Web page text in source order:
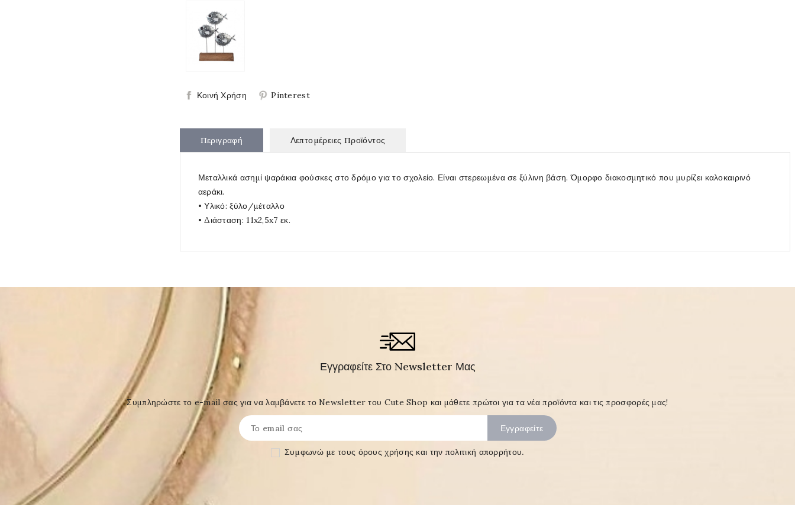
Κοινή Χρήση Pinterest
Περιγραφή Λεπτομέρειες Προϊόντος
Μεταλλικά ασημί ψαράκια φούσκες στο δρόμο για το σχολείο. Είναι στερεωμένα σε ξύλινη βάση. Όμορφο διακοσμητικό που μυρίζει καλοκαιρινό
αεράκι.
• Υλικό: ξύλο/μέταλλο
• Διάσταση: 11x2,5x7 εκ.
Εγγραφείτε Στο Newsletter Μας
Συμπληρώστε το e-mail σας για να λαμβάνετε το Newsletter του Cute Shop και μάθετε πρώτοι για τα νέα προϊόντα και τις προσφορές μας!
Συμφωνώ με τους όρους χρήσης και την πολιτική απορρήτου.